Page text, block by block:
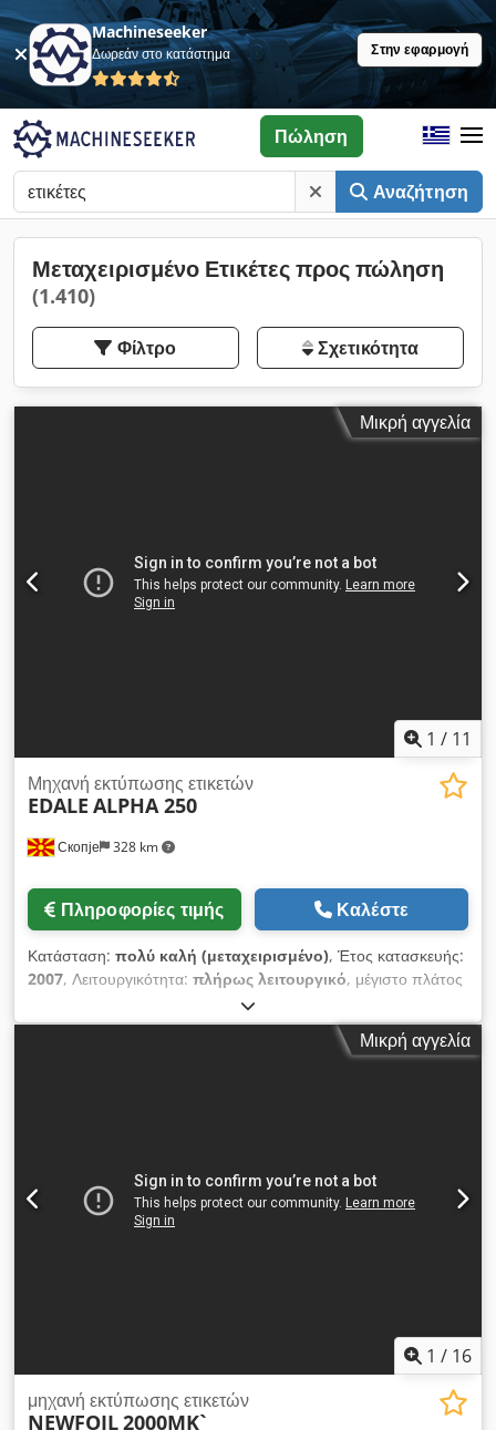
Machineseeker
Δωρεάν στο κατάστημα Στην εφαρμογή
Αναζήτηση
Πώληση
Μεταχειρισμένο Ετικέτες προς πώληση
(1.410)
Φίλτρο Σχετικότητα
Μικρή αγγελία
1 / 11
Скопје 328 km
Μηχανή εκτύπωσης ετικετών
EDALE ALPHA 250
Πληροφορίες τιμής Καλέστε
Κατάσταση: πολύ καλή (μεταχειρισμένο), Έτος κατασκευής:
2007, Λειτουργικότητα: πλήρως λειτουργικό, μέγιστο πλάτος
, πλάτος εργασίας:
συρταριών:4, πλάτος ρολού:250 χιλ., διάμετρος κυλίνδρου:
, EDALE ALPHA 250 έτος
λεπίδες) οδηγός υλικού (E+EL) Μαγνητικός κύλινδρος: 76Z,
77Z, 91Z, 93Z, 96Z x 1 τεμ. (συνολικά 5 τεμ.) Κύλινδρος
εκτύπωσης: 76Z, 79Z, 83Z, 91Z, 96Z x 4 τεμ. (συνολικά 20
Μικρή αγγελία
1 / 16
μηχανή εκτύπωσης ετικετών
NEWFOIL2000MK`